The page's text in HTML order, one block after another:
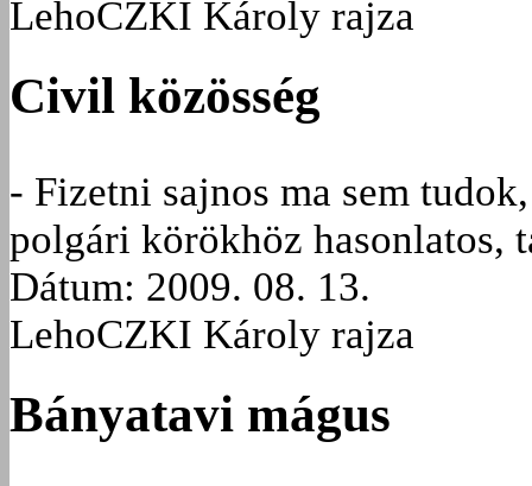
LehoCZKI Károly rajza
Civil közösség
- Fizetni sajnos ma sem
polgári körökhöz hasonlatos,
Dátum: 2009. 08. 13.
LehoCZKI Károly rajza
Bányatavi mágus